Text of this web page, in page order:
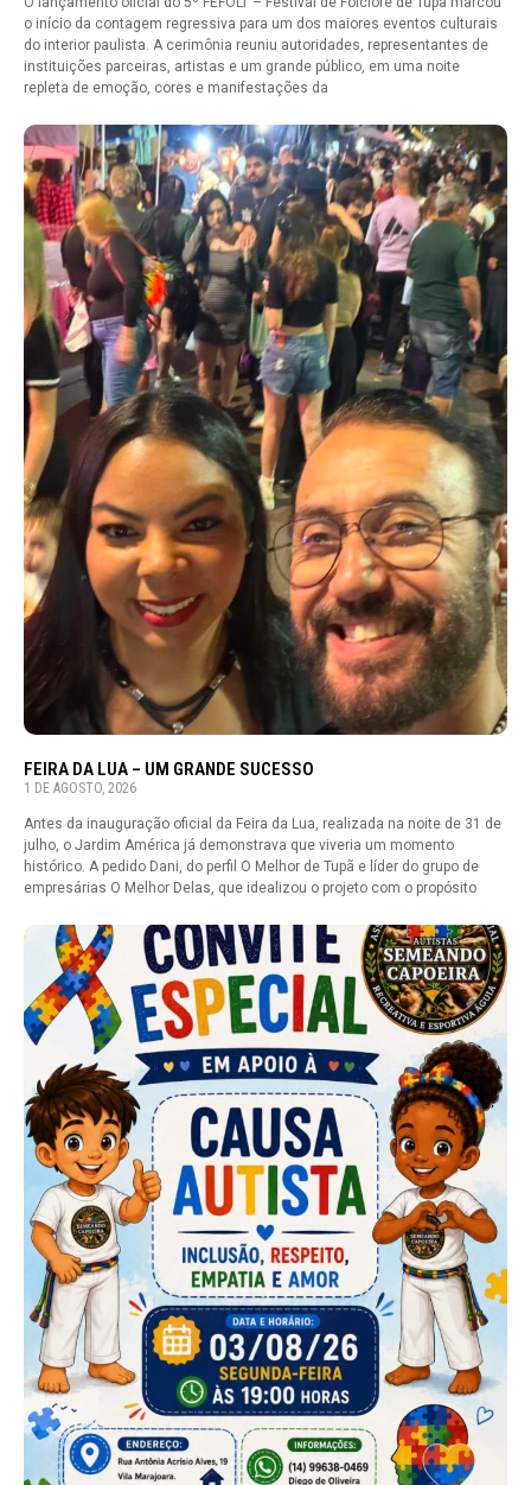
o início da contagem regressiva para um dos maiores eventos culturais
do interior paulista. A cerimônia reuniu autoridades, representantes de
instituições parceiras, artistas e um grande público, em uma noite
repleta de emoção, cores e manifestações da
FEIRA DA LUA – UM GRANDE SUCESSO
1 DE AGOSTO, 2026
Antes da inauguração oficial da Feira da Lua, realizada na noite de 31 de
julho, o Jardim América já demonstrava que viveria um momento
histórico. A pedido Dani, do perfil O Melhor de Tupã e líder do grupo de
empresárias O Melhor Delas, que idealizou o projeto com o propósito